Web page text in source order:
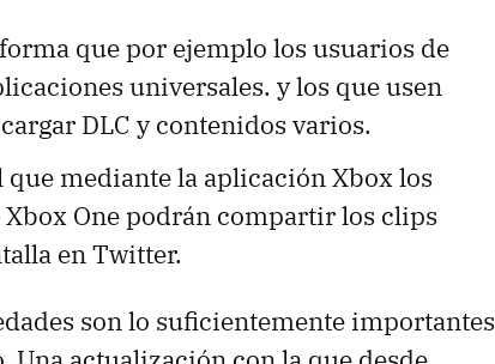
que por ejemplo los usuarios de
universales. y los que usen
DLC y contenidos varios.
mediante la aplicación Xbox los
One podrán compartir los clips
en Twitter.
son lo suficientemente importantes